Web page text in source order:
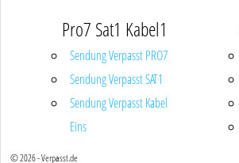
Pro7 Sat1 Kabel1
Sendung Verpasst PRO7
Sendung Verpasst SAT1
Sendung Verpasst Kabel
Eins
© 2026 - Verpasst.de